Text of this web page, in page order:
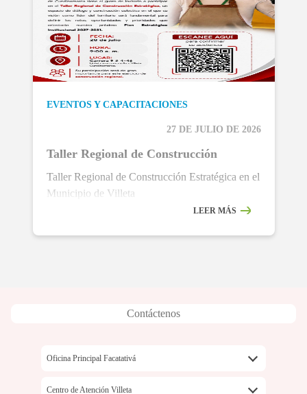
EVENTOS Y CAPACITACIONES
27 DE JULIO DE 2026
Taller Regional de Construcción
Taller Regional de Construcción Estratégica en el
Municipio de Villeta
LEER MÁS
Contáctenos
Oficina Principal Facatativá
Carrera 3 No. 4-60
Centro de Atención Villeta